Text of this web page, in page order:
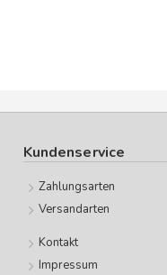
Kundenservice
Zahlungsarten
Versandarten
Kontakt
Impressum